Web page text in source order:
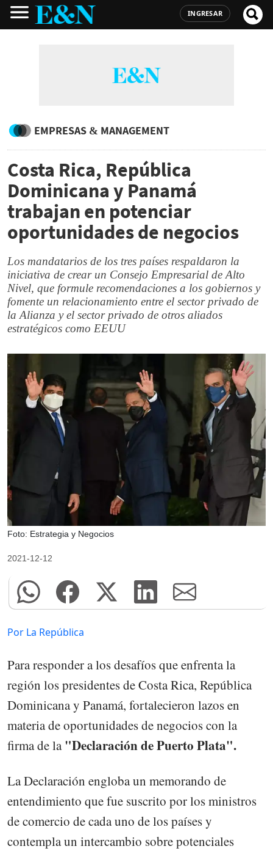
INGRESAR
EMPRESAS & MANAGEMENT
Costa Rica, República
Dominicana y Panamá
trabajan en potenciar
oportunidades de negocios
Los mandatarios de los tres países respaldaron la
iniciativa de crear un Consejo Empresarial de Alto
Nivel, que formule recomendaciones a los gobiernos y
fomente un relacionamiento entre el sector privado de
la Alianza y el sector privado de otros aliados
estratégicos como EEUU
Foto: Estrategia y Negocios
2021-12-12
Por La República
Para responder a los desafíos que enfrenta la
región los presidentes de Costa Rica, República
Dominicana y Panamá, fortalecieron lazos en
materia de oportunidades de negocios con la
firma de la"Declaración de Puerto Plata".
La Declaración engloba un memorando de
entendimiento que fue suscrito por los ministros
de comercio de cada uno de los países y
contempla un intercambio sobre potenciales